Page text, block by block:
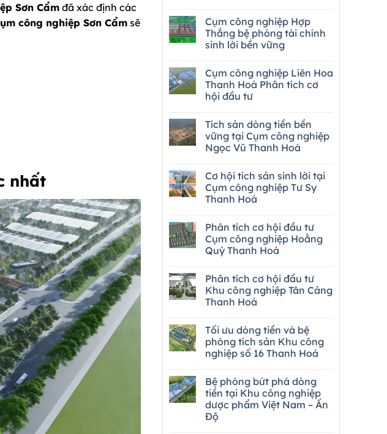
Sơn Cẩmđã xác định các
công nghiệp Sơn Cẩm sẽ
nhất
Cụm công nghiệp Hợp
Thắng bệ phóng tài chính
sinh lời bền vững
Cụm công nghiệp Liên Hoa
Thanh Hoá Phân tích cơ
hội đầu tư
Tích sản dòng tiền bền
vững tại Cụm công nghiệp
Ngọc Vũ Thanh Hoá
Cơ hội tích sản sinh lời tại
Cụm công nghiệp Tư Sy
Thanh Hoá
Phân tích cơ hội đầu tư
Cụm công nghiệp Hoằng
Quỳ Thanh Hoá
Phân tích cơ hội đầu tư
Khu công nghiệp Tân Cảng
Thanh Hoá
Tối ưu dòng tiền và bệ
phóng tích sản Khu công
nghiệp số 16 Thanh Hoá
Bệ phóng bứt phá dòng
tiền tại Khu công nghiệp
dược phẩm Việt Nam – Ấn
Độ